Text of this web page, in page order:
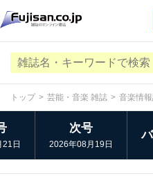
トップ 芸能・音楽 雑誌 音楽情
21日
次号
2026年08月19日